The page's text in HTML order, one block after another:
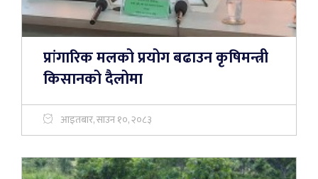
प्रांगारिक मलको प्रयोग बढाउन कृषिमन्त्री
किसानको दैलोमा
आइतबार, साउन १०, २०८३